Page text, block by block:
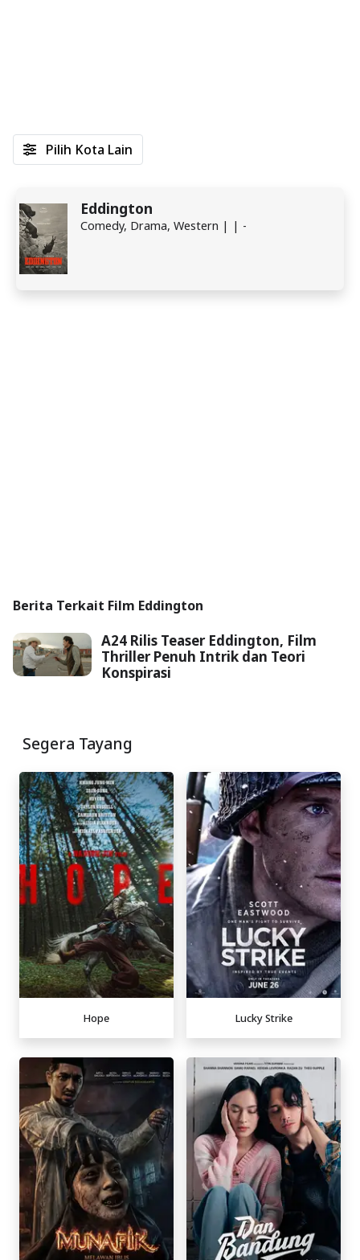
Eddington
Comedy, Drama, Western | | -
Pilih Kota Lain
Berita Terkait Film Eddington
A24 Rilis Teaser Eddington, Film
Thriller Penuh Intrik dan Teori
Konspirasi
Segera Tayang
Hope Lucky Strike